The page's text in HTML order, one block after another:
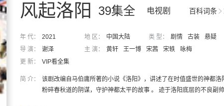
百科词条
39集全 电视剧
风起洛阳
年 代： 2021 地 区： 中国大陆 类 型： 剧情 古装
悬疑
导 演：
谢泽 主 演： 黄轩 王一博 宋茜 宋轶
咏梅
更 新：
VIP看全集
简 介：
该剧改编自马伯庸所著的小说《洛阳》，讲述了在时值盛世的神都
粉碎春秋道的阴谋，守护神都太平的故事 。 迹于洛阳底层的不良副